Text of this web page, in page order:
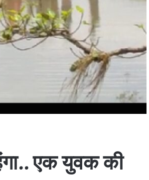
एक युवक की